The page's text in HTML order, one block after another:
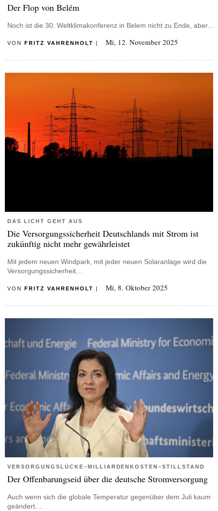
Der Flop von Belém
Noch ist die 30. Weltklimakonferenz in Belem nicht zu Ende, aber…
VON FRITZ VAHRENHOLT | Mi, 12. November 2025
DAS LICHT GEHT AUS
Die Versorgungssicherheit Deutschlands mit Strom ist
zukünftig nicht mehr gewährleistet
Mit jedem neuen Windpark, mit jeder neuen Solaranlage wird die
Versorgungssicherheit…
VON FRITZ VAHRENHOLT | Mi, 8. Oktober 2025
VERSORGUNGSLÜCKE–MILLIARDENKOSTEN–STILLSTAND
Der Offenbarungseid über die deutsche Stromversorgung
Auch wenn sich die globale Temperatur gegenüber dem Juli kaum
geändert…